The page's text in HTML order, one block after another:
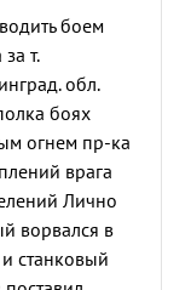
боем
т.
обл.
боях
огнем пр-ка
врага
Лично
ворвался в
станковый